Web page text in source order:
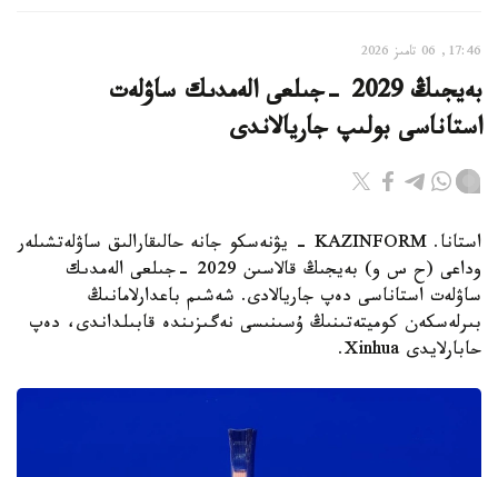
17:46, 06 تامىز 2026
بەيجىڭ 2029 -جىلعى الەمدىك ساۋلەت
استاناسى بولىپ جاريالاندى
استانا. KAZINFORM - يۋنەسكو جانە حالىقارالىق ساۋلەتشىلەر
وداعى (ح س و) بەيجىڭ قالاسىن 2029 -جىلعى الەمدىك
ساۋلەت استاناسى دەپ جاريالادى. شەشىم باعدارلامانىڭ
بىرلەسكەن كوميتەتىنىڭ ۇسىنىسى نەگىزىندە قابىلداندى، دەپ
حابارلايدى Xinhua.